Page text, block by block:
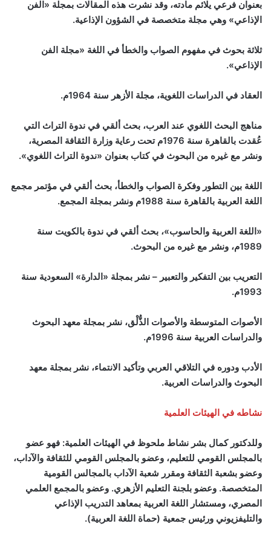
بعنوان فرعي يلائم مادته، وقد نشرت هذه المقالات بمجلة «الفن
الإذاعي» وهي مجلة متخصصة في الشؤون الإذاعية.
ثلاثة بحوث في مفهوم الصواب والخطأ في اللغة «مجلة الفن
الإذاعي».
العقاد في الدراسات اللغوية، مجلة الأزهر سنة 1964م.
مناهج البحث اللغوي عند العرب، بحث ألقي في ندوة التراث التي
عُقدت بالقاهرة سنة 1976م تحت رعاية وزارة الثقافة المصرية،
ونشر مع غيره من البحوث في كتاب بعنوان «ندوة التراث اللغوي».
اللغة بين التطور وفكرة الصواب والخطأ، بحث ألقي في مؤتمر مجمع
اللغة العربية بالقاهرة سنة 1988م ونشر بمجلة المجمع.
«اللغة العربية والحاسوب»، بحث ألقي في ندوة بالكويت سنة
1989م، ونشر مع غيره من البحوث.
التعريب بين التفكير والتعبير – نشر بمجلة «الدارة» السعودية سنة
1993م.
الأصوات المتوسطة والأصوات الذُّلْق، نشر بمجلة معهد البحوث
والدراسات العربية سنة 1996م.
الأدب ودوره في التلاقي العربي وتأكيد الانتماء، نشر بمجلة معهد
البحوث والدراسات العربية.
نشاطه في الهيئات العلمية
وللدكتور كمال بشر نشاط ملحوظ في الهيئات العلمية: فهو عضو
بالمجلس القومي للتعليم، وعضو بالمجلس القومي للثقافة والآداب،
وعضو بشعبة الثقافة ومقرر شعبة الآداب بالمجالس القومية
المتخصصة. وعضو بلجنة التعليم الأزهري. وعضو بالمجمع العلمي
المصري، ومستشار اللغة العربية بمعاهد التدريب الإذاعي
والتليفزيوني ورئيس جمعية (حماة اللغة العربية).